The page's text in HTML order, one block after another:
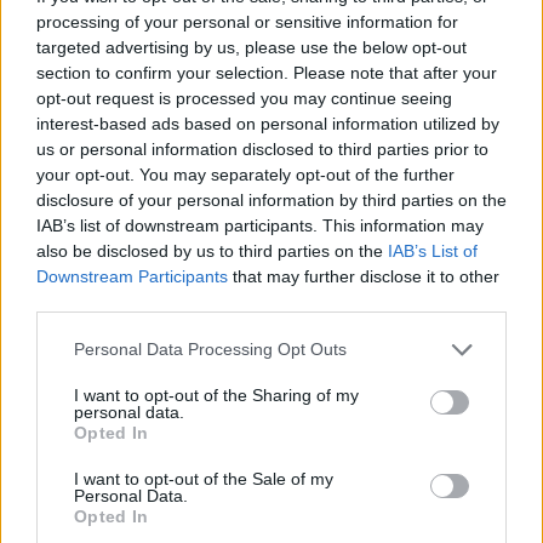
processing of your personal or sensitive information for
targeted advertising by us, please use the below opt-out
section to confirm your selection. Please note that after your
opt-out request is processed you may continue seeing
interest-based ads based on personal information utilized by
us or personal information disclosed to third parties prior to
your opt-out. You may separately opt-out of the further
disclosure of your personal information by third parties on the
IAB’s list of downstream participants. This information may
also be disclosed by us to third parties on the IAB’s List of
Downstream Participants that may further disclose it to other
Personal Data Processing Opt Outs
I want to opt-out of the Sharing of my
personal data.
Opted In
I want to opt-out of the Sale of my
Personal Data.
Opted In
Fluks pacientësh në
Pediatrinë e Vlorës, 70-80
vizita dhe 35 shtrime çdo
Ariana Grande sqaron
tërheqjen e përkohshme
nga jeta publike: Ishte një
kohësh